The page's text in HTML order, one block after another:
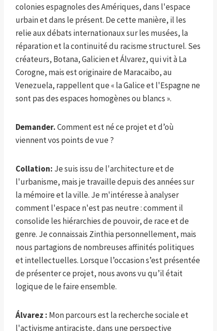
colonies espagnoles des Amériques, dans l'espace
urbain et dans le présent. De cette manière, il les
relie aux débats internationaux sur les musées, la
réparation et la continuité du racisme structurel. Ses
créateurs, Botana, Galicien et Álvarez, qui vit à La
Corogne, mais est originaire de Maracaibo, au
Venezuela, rappellent que « la Galice et l'Espagne ne
sont pas des espaces homogènes ou blancs ».
Demander.Comment est né ce projet et d’où
viennent vos points de vue ?
Collation: Je suis issu de l'architecture et de
l'urbanisme, mais je travaille depuis des années sur
la mémoire et la ville. Je m'intéresse à analyser
comment l'espace n'est pas neutre : comment il
consolide les hiérarchies de pouvoir, de race et de
genre. Je connaissais Zinthia personnellement, mais
nous partagions de nombreuses affinités politiques
et intellectuelles. Lorsque l’occasion s’est présentée
de présenter ce projet, nous avons vu qu’il était
logique de le faire ensemble.
Álvarez : Mon parcours est la recherche sociale et
l'activisme antiraciste, dans une perspective